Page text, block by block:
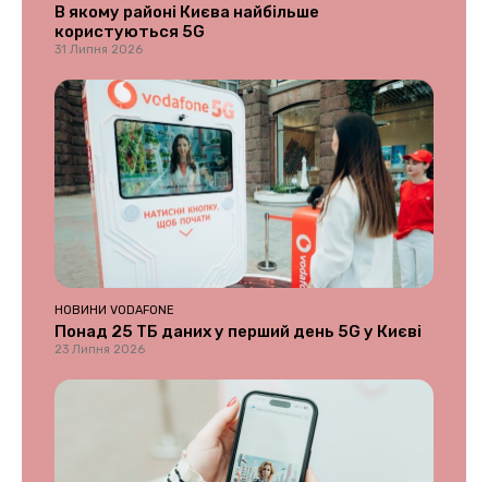
В якому районі Києва найбільше
користуються 5G
31 Липня 2026
НОВИНИ VODAFONE
Понад 25 ТБ даних у перший день 5G у Києві
23 Липня 2026